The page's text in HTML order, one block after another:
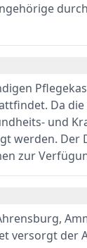
Da
und
werden. Der
zur
versorgt